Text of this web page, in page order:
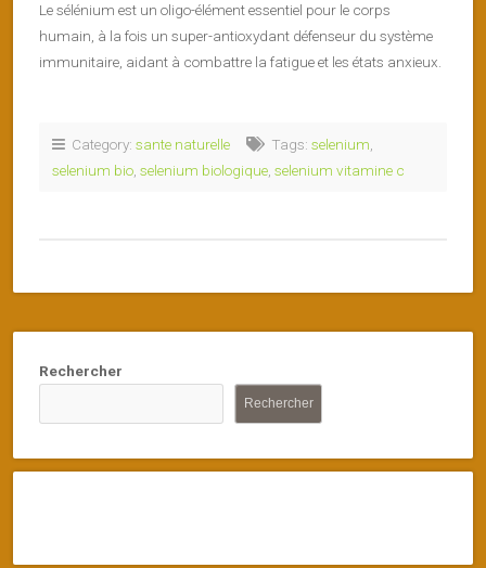
Le sélénium est un oligo-élément essentiel pour le corps
humain, à la fois un super-antioxydant défenseur du système
immunitaire, aidant à combattre la fatigue et les états anxieux.
Category: sante naturelle Tags: selenium
selenium bio selenium biologique selenium vitamine c
Rechercher
Rechercher